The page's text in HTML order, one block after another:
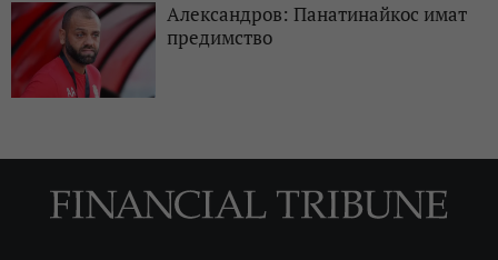
Александров: Панатинайкос имат
предимство